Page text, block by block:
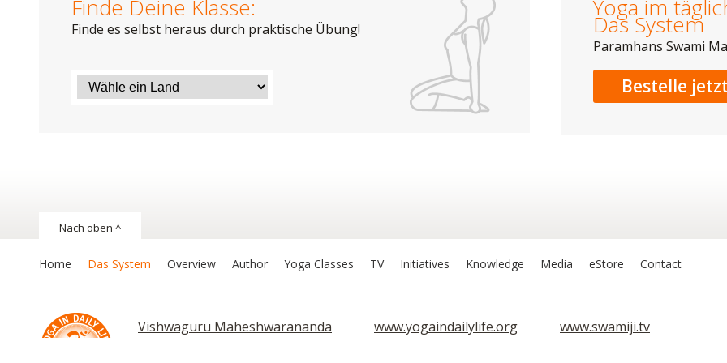
Finde Deine Klasse:
Finde es selbst heraus durch praktische Übung!
Yoga im
Das System
Paramhans Swami
Bestelle jetzt
Nach oben ^
Home Das System Overview Author Yoga Classes TV Initiatives Knowledge Media eStore Contact
Vishwaguru Maheshwarananda www.yogaindailylife.org
www.swamiji.tv